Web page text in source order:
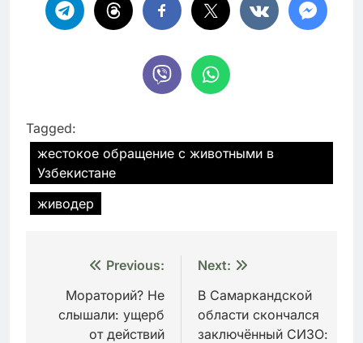
Tagged:
жестокое обращение с животными в
Узбекистане
живодер
Навигация
записям
Previous:
Мораторий? Не
слышали: ущерб
от действий
Next:
В Самаркандской
области скончался
заключённый СИЗО: